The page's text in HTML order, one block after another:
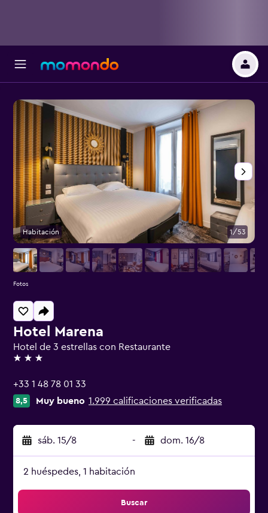
Hotel Marena
Hotel de 3 estrellas con Restaurante
3 estrellas
+33 1 48 78 01 33
8,5 Muy bueno 1.999 calificaciones verificadas
sáb. 15/8 - dom. 16/8
2 huéspedes, 1 habitación
Buscar
Habitación 1/53
Fotos